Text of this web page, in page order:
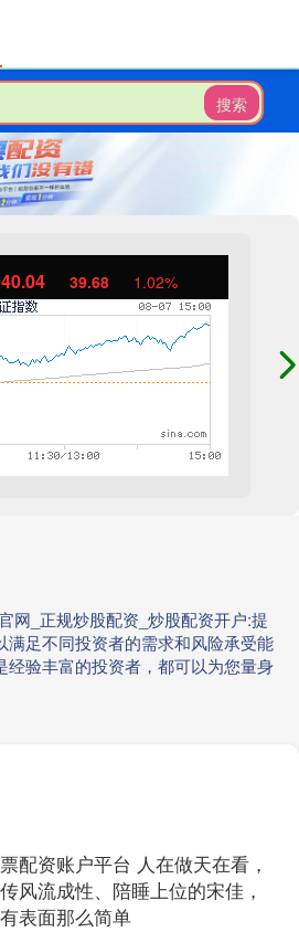
搜索
39.68 1.02%
网_正规炒股配资_炒股配资开户:提
满足不同投资者的需求和风险承受能
经验丰富的投资者，都可以为您量身
配资账户平台 人在做天在看，
风流成性、陪睡上位的宋佳，
表面那么简单